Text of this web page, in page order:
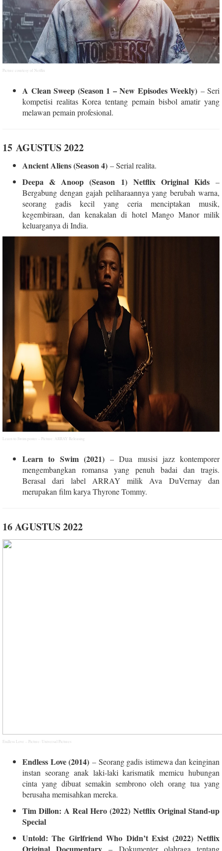
Picture courtesy of Netflix
A Clean Sweep (Season 1 – New Episodes Weekly) – Seri
kompetisi realitas Korea tentang pemain bisbol amatir yang
melawan pemain profesional.
15 AGUSTUS 2022
Ancient Aliens (Season 4) – Serial realita.
Deepa & Anoop (Season 1) Netflix Original Kids–
Bergabung dengan gajah peliharaannya yang berubah warna,
seorang gadis kecil yang ceria menciptakan musik,
kegembiraan, dan kenakalan di hotel Mango Manor milik
keluarganya di India.
Learn to Swim poster – Picture: ARRAY Releasing
Learn to Swim (2021)– Dua musisi jazz kontemporer
mengembangkan romansa yang penuh badai dan tragis.
Berasal dari label ARRAY milik Ava DuVernay dan
merupakan film karya Thyrone Tommy.
16 AGUSTUS 2022
Endless Love – Picture: Universal Pictures
Endless Love (2014) – Seorang gadis istimewa dan keinginan
instan seorang anak laki-laki karismatik memicu hubungan
cinta yang dibuat semakin sembrono oleh orang tua yang
berusaha memisahkan mereka.
Tim Dillon: A Real Hero (2022) Netflix Original Stand-up
Special
Untold: The Girlfriend Who Didn’t Exist (2022) Netflix